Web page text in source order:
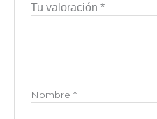
Tu valoración *
Nombre *